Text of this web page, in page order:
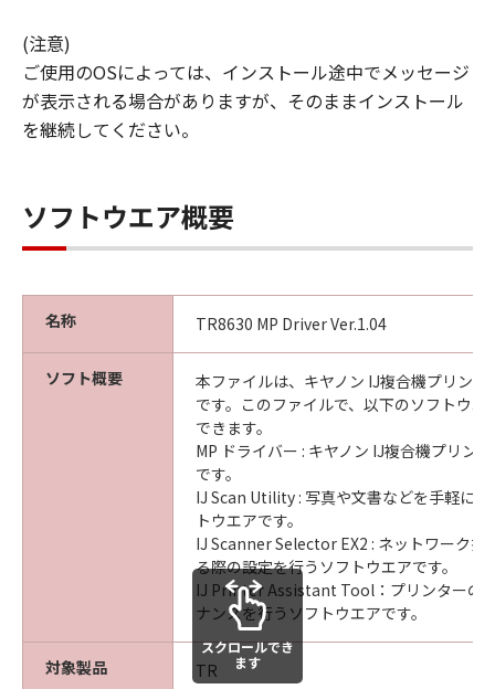
(注意)
ご使用のOSによっては、インストール途中でメッセージ
が表示される場合がありますが、そのままインストール
を継続してください。
ソフトウエア概要
名称 TR8630 MP Driver Ver.1.04
ソフト概要
本ファイルは、キヤノン IJ複合機プリン
です。このファイルで、以下のソフトウエ
できます。
MP ドライバー : キヤノン IJ複合機プリン
です。
IJ Scan Utility : 写真や文書などを手軽に
トウエアです。
IJ Scanner Selector EX2 : ネットワーク接
る際の設定を行うソフトウエアです。
IJ Printer Assistant Tool：プリンターの
ナンスを行うソフトウエアです。
対象製品 TR
スクロールでき
ます